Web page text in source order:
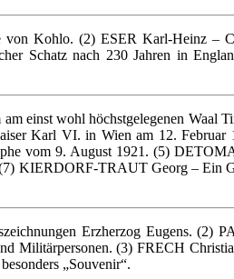
Kohlo. (2) ESER Karl-Heinz –
Schatz nach 230 Jahren in
einst wohl höchstgelegenen Waal
Karl VI. in Wien am 12.
vom 9. August 1921. (5)
KIERDORF-TRAUT Georg – Ein
Erzherzog Eugens. (2)
Militärpersonen. (3) FRECH
„Souvenir“.